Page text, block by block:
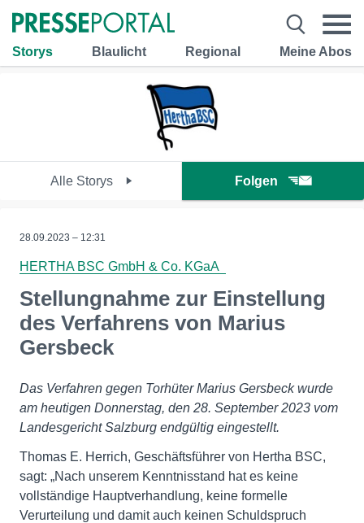
Storys Blaulicht Regional Meine Abos
Alle Storys Folgen
28.09.2023 – 12:31
HERTHA BSC GmbH & Co. KGaA
Stellungnahme zur Einstellung
des Verfahrens von Marius
Gersbeck
Das Verfahren gegen Torhüter Marius Gersbeck wurde
am heutigen Donnerstag, den 28. September 2023 vom
Landesgericht Salzburg endgültig eingestellt.
Thomas E. Herrich, Geschäftsführer von Hertha BSC,
sagt: „Nach unserem Kenntnisstand hat es keine
vollständige Hauptverhandlung, keine formelle
Verurteilung und damit auch keinen Schuldspruch